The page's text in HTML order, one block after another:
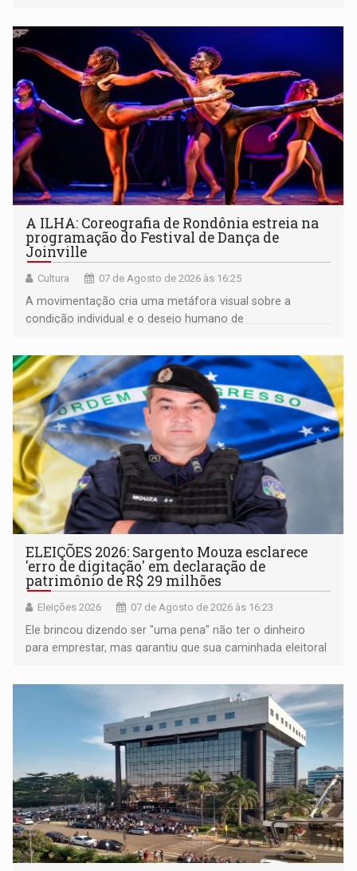
A ILHA: Coreografia de Rondônia estreia na
programação do Festival de Dança de
Joinville
Cultura 07 de Agosto de 2026 às 16:25
A movimentação cria uma metáfora visual sobre a
condição individual e o desejo humano de
ELEIÇÕES 2026: Sargento Mouza esclarece
'erro de digitação' em declaração de
patrimônio de R$ 29 milhões
Eleições 2026 07 de Agosto de 2026 às 16:23
Ele brincou dizendo ser "uma pena" não ter o dinheiro
para emprestar, mas garantiu que sua caminhada eleitoral